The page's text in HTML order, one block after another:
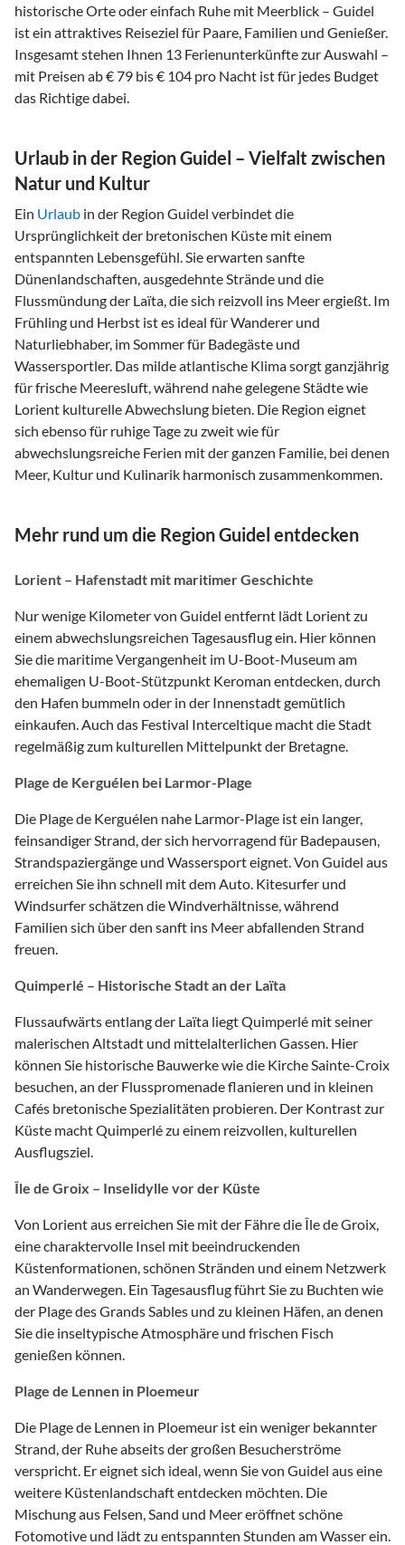
historische Orte oder einfach Ruhe mit Meerblick – Guidel
ist ein attraktives Reiseziel für Paare, Familien und Genießer.
Insgesamt stehen Ihnen 13 Ferienunterkünfte zur Auswahl –
mit Preisen ab € 79 bis € 104 pro Nacht ist für jedes Budget
das Richtige dabei.
Urlaub in der Region Guidel – Vielfalt zwischen
Natur und Kultur
Ein Urlaub in der Region Guidel verbindet die
Ursprünglichkeit der bretonischen Küste mit einem
entspannten Lebensgefühl. Sie erwarten sanfte
Dünenlandschaften, ausgedehnte Strände und die
Flussmündung der Laïta, die sich reizvoll ins Meer ergießt. Im
Frühling und Herbst ist es ideal für Wanderer und
Naturliebhaber, im Sommer für Badegäste und
Wassersportler. Das milde atlantische Klima sorgt ganzjährig
für frische Meeresluft, während nahe gelegene Städte wie
Lorient kulturelle Abwechslung bieten. Die Region eignet
sich ebenso für ruhige Tage zu zweit wie für
abwechslungsreiche Ferien mit der ganzen Familie, bei denen
Meer, Kultur und Kulinarik harmonisch zusammenkommen.
Mehr rund um die Region Guidel entdecken
Lorient – Hafenstadt mit maritimer Geschichte
Nur wenige Kilometer von Guidel entfernt lädt Lorient zu
einem abwechslungsreichen Tagesausflug ein. Hier können
Sie die maritime Vergangenheit im U-Boot-Museum am
ehemaligen U-Boot-Stützpunkt Keroman entdecken, durch
den Hafen bummeln oder in der Innenstadt gemütlich
einkaufen. Auch das Festival Interceltique macht die Stadt
regelmäßig zum kulturellen Mittelpunkt der Bretagne.
Plage de Kerguélen bei Larmor-Plage
Die Plage de Kerguélen nahe Larmor-Plage ist ein langer,
feinsandiger Strand, der sich hervorragend für Badepausen,
Strandspaziergänge und Wassersport eignet. Von Guidel aus
erreichen Sie ihn schnell mit dem Auto. Kitesurfer und
Windsurfer schätzen die Windverhältnisse, während
Familien sich über den sanft ins Meer abfallenden Strand
freuen.
Quimperlé – Historische Stadt an der Laïta
Flussaufwärts entlang der Laïta liegt Quimperlé mit seiner
malerischen Altstadt und mittelalterlichen Gassen. Hier
können Sie historische Bauwerke wie die Kirche Sainte-Croix
besuchen, an der Flusspromenade flanieren und in kleinen
Cafés bretonische Spezialitäten probieren. Der Kontrast zur
Küste macht Quimperlé zu einem reizvollen, kulturellen
Ausflugsziel.
Île de Groix – Inselidylle vor der Küste
Von Lorient aus erreichen Sie mit der Fähre die Île de Groix,
eine charaktervolle Insel mit beeindruckenden
Küstenformationen, schönen Stränden und einem Netzwerk
an Wanderwegen. Ein Tagesausflug führt Sie zu Buchten wie
der Plage des Grands Sables und zu kleinen Häfen, an denen
Sie die inseltypische Atmosphäre und frischen Fisch
genießen können.
Plage de Lennen in Ploemeur
Die Plage de Lennen in Ploemeur ist ein weniger bekannter
Strand, der Ruhe abseits der großen Besucherströme
verspricht. Er eignet sich ideal, wenn Sie von Guidel aus eine
weitere Küstenlandschaft entdecken möchten. Die
Mischung aus Felsen, Sand und Meer eröffnet schöne
Fotomotive und lädt zu entspannten Stunden am Wasser ein.